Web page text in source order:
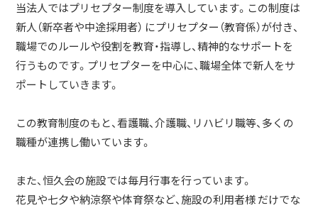
当法人ではプリセプター制度を導入しています。この制度は
新人（新卒者や中途採用者） にプリセプター（教育係）が付き、
職場でのルールや役割を教育・指導し、精神的なサポートを
行うものです。プリセプターを中心に、職場全体で新人をサ
ポートしていきます。
この教育制度のもと、看護職、介護職、リハビリ職等、多くの
職種が連携し働いています。
また、恒久会の施設では毎月行事を行っています。
花見や七夕や納涼祭や体育祭など、施設の利用者様 だけでな